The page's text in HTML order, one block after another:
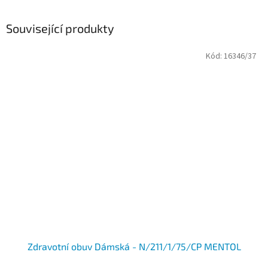
Související produkty
Zdravotní obuv Dámská - N/211/1/75/CP MENTOL
Kód: 16346/37